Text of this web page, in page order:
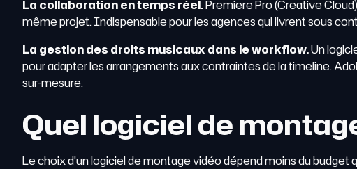
La collaboration en temps réel.Premiere Pro (Creative
même projet. Indispensable pour les agences qui livrent sous
La gestion des droits musicaux dans le workflow.Un
pour adapter les arrangements aux contraintes de la timeline.
sur-mesure.
Quel logiciel de
Le choix d'un logiciel de montage vidéo dépend moins du budget